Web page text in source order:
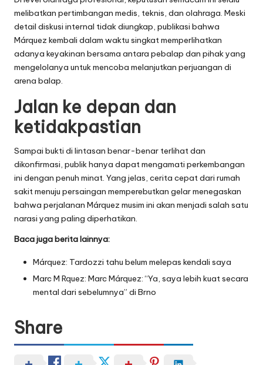
melibatkan pertimbangan medis, teknis, dan olahraga. Meski
detail diskusi internal tidak diungkap, publikasi bahwa
Márquez kembali dalam waktu singkat memperlihatkan
adanya keyakinan bersama antara pebalap dan pihak yang
mengelolanya untuk mencoba melanjutkan perjuangan di
arena balap.
Jalan ke depan dan
ketidakpastian
Sampai bukti di lintasan benar-benar terlihat dan
dikonfirmasi, publik hanya dapat mengamati perkembangan
ini dengan penuh minat. Yang jelas, cerita cepat dari rumah
sakit menuju persaingan memperebutkan gelar menegaskan
bahwa perjalanan Márquez musim ini akan menjadi salah satu
narasi yang paling diperhatikan.
Baca juga berita lainnya:
Márquez: Tardozzi tahu belum melepas kendali saya
Marc M Rquez: Marc Márquez: “Ya, saya lebih kuat secara
mental dari sebelumnya” di Brno
Share